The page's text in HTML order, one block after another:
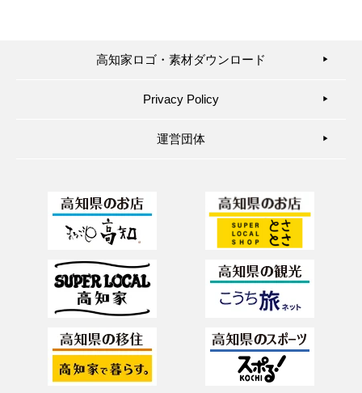
高知家ロゴ・素材ダウンロード ▶︎
Privacy Policy ▶︎
運営団体 ▶︎